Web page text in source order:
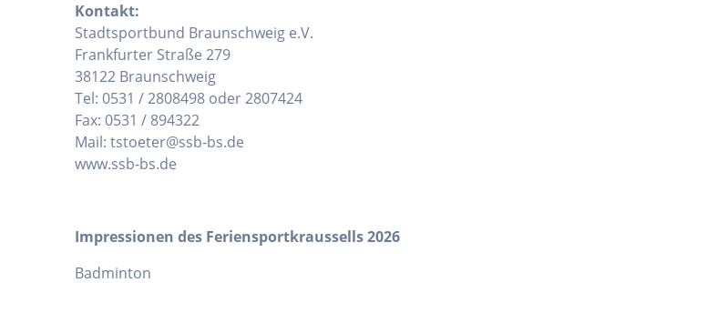
Kontakt:
Stadtsportbund Braunschweig e.V.
Frankfurter Straße 279
38122 Braunschweig
Tel: 0531 / 2808498 oder 2807424
Fax: 0531 / 894322
Mail: tstoeter@ssb-bs.de
www.ssb-bs.de
Impressionen des Feriensportkraussells 2026
Badminton